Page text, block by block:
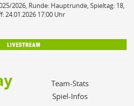
2026, Runde: Hauptrunde, Spieltag: 18,
24.01.2026 17:00 Uhr
Team-Stats
Spiel-Infos